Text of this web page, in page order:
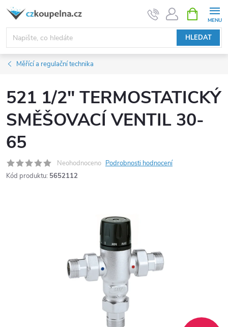
Přejít
obsah
HLEDAT
NÁKUPNÍ
KOŠÍK
Měřící a regulační technika
521 1/2" TERMOSTATICKÝ
SMĚŠOVACÍ VENTIL 30-
65
Neohodnoceno Podrobnosti hodnocení
Kód produktu: 5652112